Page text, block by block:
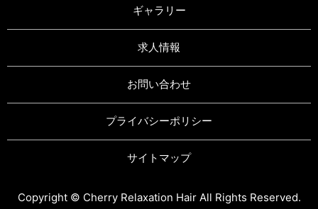
ギャラリー
求人情報
お問い合わせ
プライバシーポリシー
サイトマップ
Copyright © Cherry Relaxation Hair All Rights Reserved.